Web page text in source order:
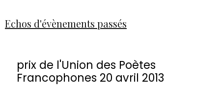
Echos d'évènements passés
prix de l'Union des Poètes
Francophones 20 avril 2013